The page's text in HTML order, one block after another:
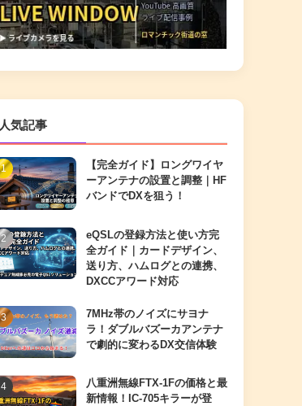
人気記事
【完全ガイド】ロングワイヤ
ーアンテナの設置と調整｜HF
バンドでDXを狙う！
eQSLの登録方法と使い方完
全ガイド｜カードデザイン、
送り方、ハムログとの連携、
DXCCアワード対応
7MHz帯のノイズにサヨナ
ラ！ダブルバズーカアンテナ
で劇的に変わるDX交信体験
八重洲無線FTX-1Fの価格と最
新情報！IC-705キラーが登